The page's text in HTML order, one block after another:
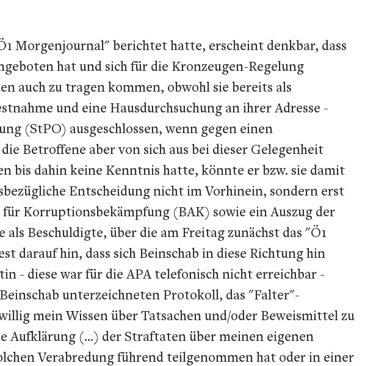
Morgenjournal" berichtet hatte, erscheint denkbar, dass
hat und sich für die Kronzeugen-Regelung
auch zu tragen kommen, obwohl sie bereits als
und eine Hausdurchsuchung an ihrer Adresse -
(StPO) ausgeschlossen, wenn gegen einen
Betroffene aber von sich aus bei dieser Gelegenheit
bis dahin keine Kenntnis hatte, könnte er bzw. sie damit
Entscheidung nicht im Vorhinein, sondern erst
Korruptionsbekämpfung (BAK) sowie ein Auszug der
Beschuldigte, über die am Freitag zunächst das "Ö1
darauf hin, dass sich Beinschab in diese Richtung hin
- diese war für die APA telefonisch nicht erreichbar -
unterzeichneten Protokoll, das "Falter"-
mein Wissen über Tatsachen und/oder Beweismittel zu
Aufklärung (...) der Straftaten über meinen eigenen
Verabredung führend teilgenommen hat oder in einer